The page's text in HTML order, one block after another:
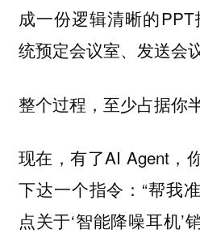
成一份逻辑清晰的
统预定会议室、发送会
整个过程，至少占据你
现在，有了AI Agent，
下达一个指令：“帮我
点关于‘智能降噪耳机’